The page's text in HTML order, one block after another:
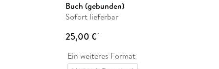
Buch (gebunden)
Sofort lieferbar
25,00 €*
Ein weiteres Format